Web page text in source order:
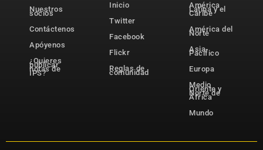
Nuestros
socios
Contáctenos
Apóyenos
¿Quieres
publicar
notas de
IPS?
Inicio
Twitter
Facebook
Flickr
Reglas de
comunidad
América
Latina y el
Caribe
América del
Norte
Asia-
Pacífico
Europa
Medio
Oriente y
Norte de
África
Mundo